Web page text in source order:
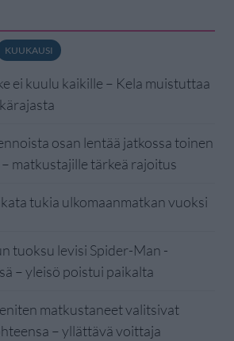
KUUKAUSI
ei kuulu kaikille – Kela muistuttaa
osan lentää jatkossa toinen
matkustajille tärkeä rajoitus
tukia ulkomaanmatkan vuoksi
tuoksu levisi Spider-Man -
– yleisö poistui paikalta
matkustaneet valitsivat
– yllättävä voittaja